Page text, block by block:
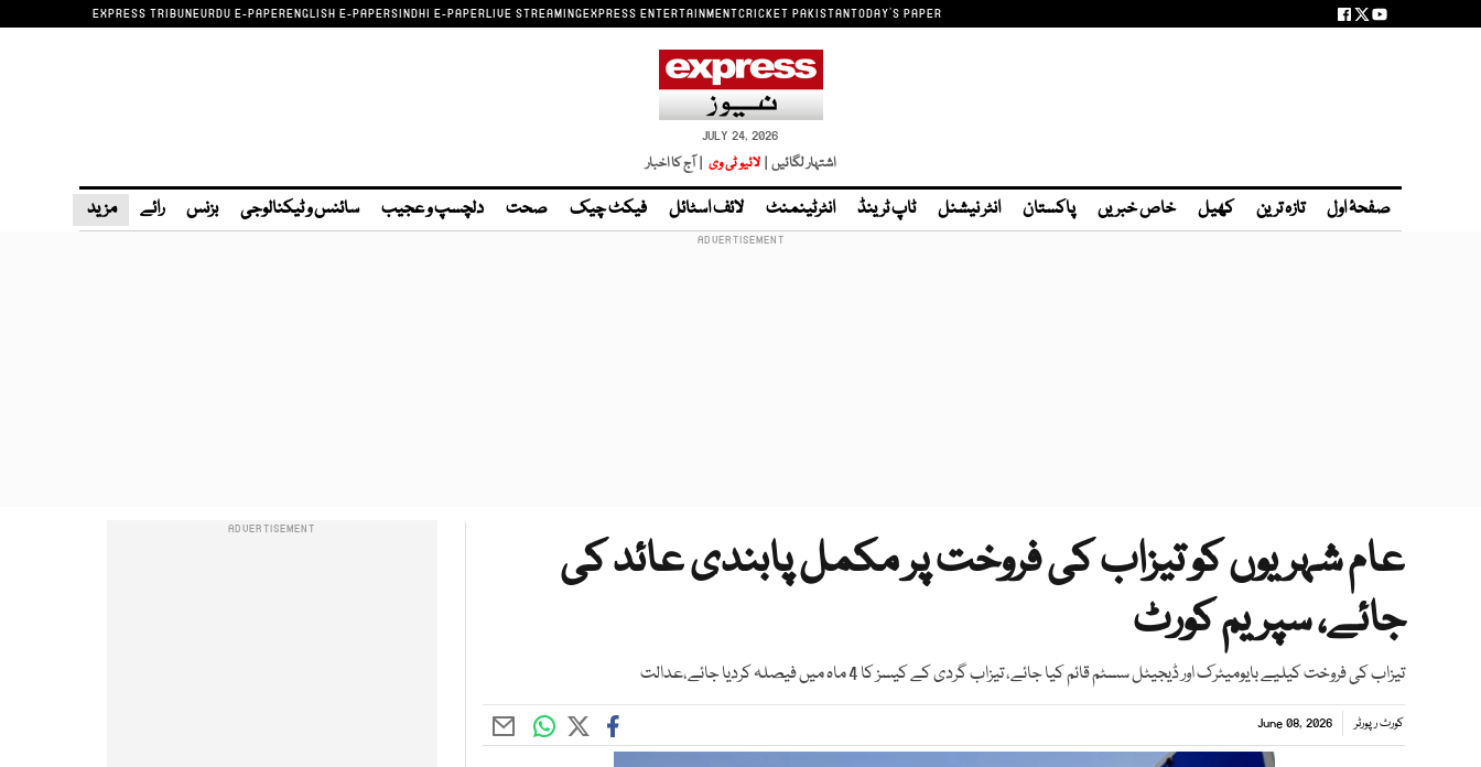
EXPRESS TRIBUNEURDU E-PAPERENGLISH E-PAPERSINDHI E-PAPERLIVE STREAMINGEXPRESS ENTERTAINMENTCRICKET PAKISTANTODAY'S PAPER
JULY 24, 2026
اشتہار لگائیں | لائیو ٹی وی | آج کا اخبار
صفحۂ اول تازہ ترین کھیل خاص خبریں پاکستان انٹر نیشنل ٹاپ ٹرینڈ انٹرٹینمنٹ لائف اسٹائل فیکٹ چیک صحت دلچسپ و عجیب سائنس و ٹیکنالوجی بزنس رائے مزید
عام شہریوں کو تیزاب کی فروخت پر مکمل پابندی عائد کی
جائے، سپریم کورٹ
تیزاب کی فروخت کیلیے بایومیٹرک اور ڈیجیٹل سسٹم قائم کیا جائے، تیزاب گردی کے کیسز کا 4 ماہ میں فیصلہ کردیا جائے،عدالت
کورٹ رپورٹر June 08, 2026